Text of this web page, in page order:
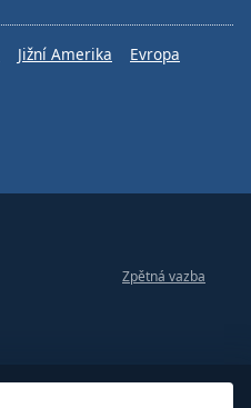
Jižní Amerika
Evropa
Zpětná vazba